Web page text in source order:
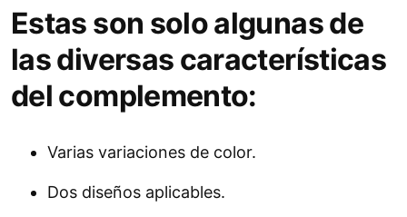
Estas son solo algunas de
las diversas características
del complemento:
Varias variaciones de color.
Dos diseños aplicables.